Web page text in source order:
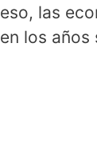
eso, las
en los años